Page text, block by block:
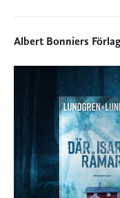
Albert Bonniers Förlag